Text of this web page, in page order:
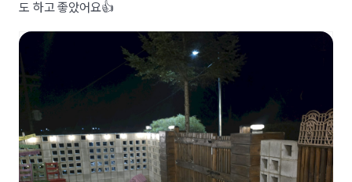
도 하고 좋았어요👍